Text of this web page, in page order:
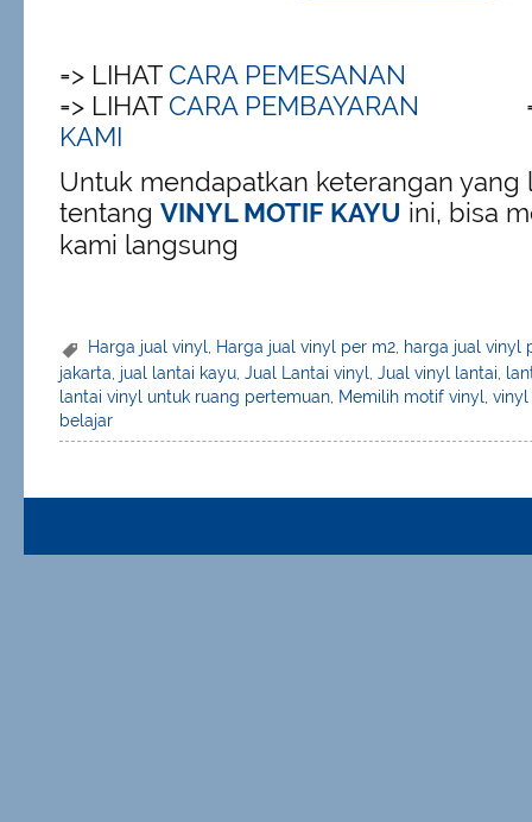
=> LIHAT CARA PEMESANAN
=> LIHAT CARA PEMBAYARAN
KAMI
Untuk mendapatkan keterangan yang
tentang VINYL MOTIF KAYU ini, bisa
kami langsung
Harga jual vinyl Harga jual vinyl per m2, harga jual vinyl
jakarta jual lantai kayu, Jual Lantai vinyl Jual vinyl lantai
lantai vinyl untuk ruang pertemuan, Memilih motif vinyl vinyl
belajar